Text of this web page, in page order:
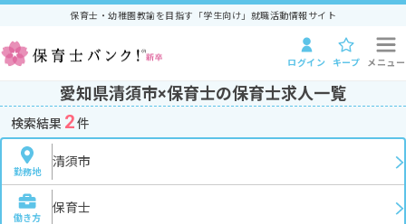
保育士・幼稚園教諭を目指す「学生向け」就職活動情報サイト
ログイン キープ メニュー
愛知県清須市×保育士の保育士求人一覧
検索結果 2件
勤務地
清須市
働き方
保育士